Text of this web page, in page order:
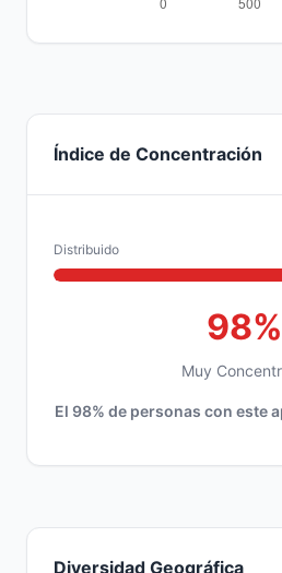
Índice de Concentración
Distribuido
98%
Muy
El 98% de personas con este
Diversidad Geográfica